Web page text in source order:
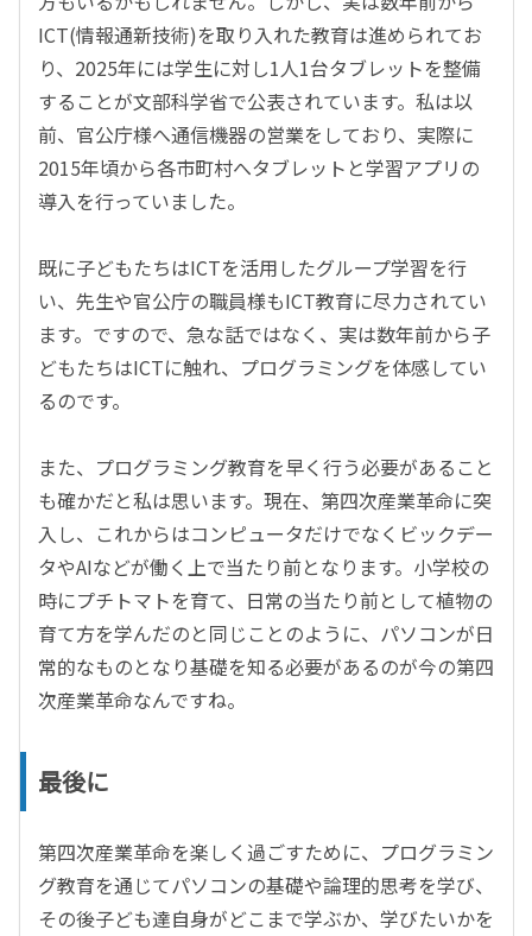
ICT(情報通新技術)を取り入れた教育は進められてお
り、2025年には学生に対し1人1台タブレットを整備
することが文部科学省で公表されています。私は以
前、官公庁様へ通信機器の営業をしており、実際に
2015年頃から各市町村へタブレットと学習アプリの
導入を行っていました。
既に子どもたちはICTを活用したグループ学習を行
い、先生や官公庁の職員様もICT教育に尽力されてい
ます。ですので、急な話ではなく、実は数年前から子
どもたちはICTに触れ、プログラミングを体感してい
るのです。
また、プログラミング教育を早く行う必要があること
も確かだと私は思います。現在、第四次産業革命に突
入し、これからはコンピュータだけでなくビックデー
タやAIなどが働く上で当たり前となります。小学校の
時にプチトマトを育て、日常の当たり前として植物の
育て方を学んだのと同じことのように、パソコンが日
常的なものとなり基礎を知る必要があるのが今の第四
次産業革命なんですね。
最後に
第四次産業革命を楽しく過ごすために、プログラミン
グ教育を通じてパソコンの基礎や論理的思考を学び、
その後子ども達自身がどこまで学ぶか、学びたいかを